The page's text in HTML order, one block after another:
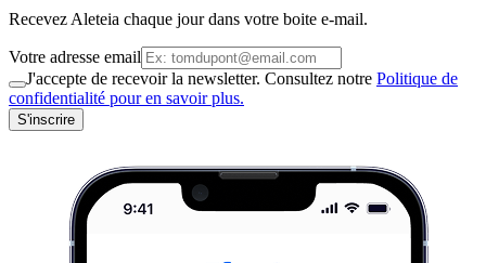
Recevez Aleteia chaque jour dans votre boite e-mail.
Votre adresse email
J'accepte de recevoir la newsletter. Consultez notre Politique de
confidentialité pour en savoir plus.
S'inscrire